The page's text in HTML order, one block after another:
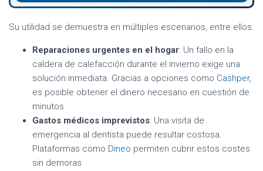
Su utilidad se demuestra en múltiples escenarios, entre ellos:
Reparaciones urgentes en el hogar: Un fallo en la
caldera de calefacción durante el invierno exige una
solución inmediata. Gracias a opciones como Cashper,
es posible obtener el dinero necesario en cuestión de
minutos
Gastos médicos imprevistos: Una visita de
emergencia al dentista puede resultar costosa.
Plataformas como Dineo permiten cubrir estos costes
sin demoras